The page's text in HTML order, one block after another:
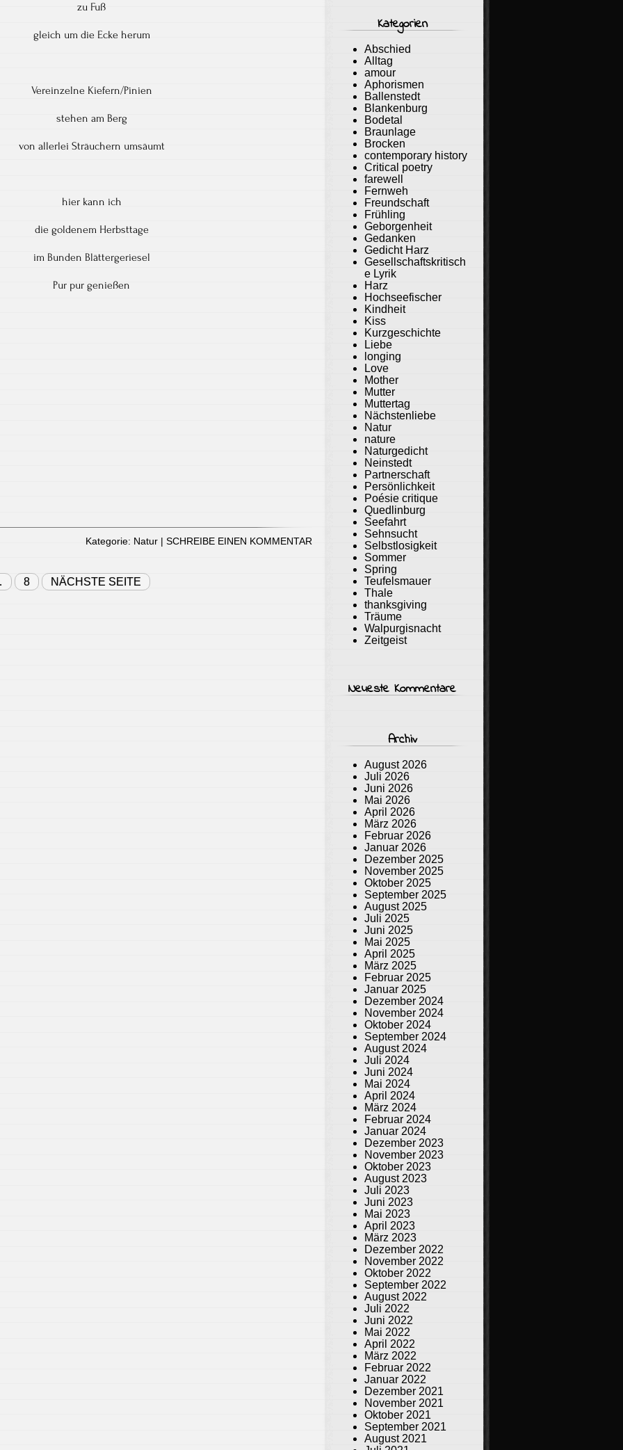
zu Fuß
gleich um die Ecke herum
Vereinzelne Kiefern/Pinien
stehen am Berg
von allerlei Sträuchern umsäumt
hier kann ich
die goldenem Herbsttage
im Bunden Blättergeriesel
Pur pur genießen
Kategorie: Natur |SCHREIBE EINEN KOMMENTAR
8 NÄCHSTE SEITE
Kategorien
Abschied
Alltag
amour
Aphorismen
Ballenstedt
Blankenburg
Bodetal
Braunlage
Brocken
contemporary history
Critical poetry
farewell
Fernweh
Freundschaft
Frühling
Geborgenheit
Gedanken
Gedicht Harz
Gesellschaftskritisch
e Lyrik
Harz
Hochseefischer
Kindheit
Kiss
Kurzgeschichte
Liebe
longing
Love
Mother
Mutter
Muttertag
Nächstenliebe
Natur
nature
Naturgedicht
Neinstedt
Partnerschaft
Persönlichkeit
Poésie critique
Quedlinburg
Seefahrt
Sehnsucht
Selbstlosigkeit
Sommer
Spring
Teufelsmauer
Thale
thanksgiving
Träume
Walpurgisnacht
Zeitgeist
Neueste Kommentare
Archiv
August 2026
Juli 2026
Juni 2026
Mai 2026
April 2026
März 2026
Februar 2026
Januar 2026
Dezember 2025
November 2025
Oktober 2025
September 2025
August 2025
Juli 2025
Juni 2025
Mai 2025
April 2025
März 2025
Februar 2025
Januar 2025
Dezember 2024
November 2024
Oktober 2024
September 2024
August 2024
Juli 2024
Juni 2024
Mai 2024
April 2024
März 2024
Februar 2024
Januar 2024
Dezember 2023
November 2023
Oktober 2023
August 2023
Juli 2023
Juni 2023
Mai 2023
April 2023
März 2023
Dezember 2022
November 2022
Oktober 2022
September 2022
August 2022
Juli 2022
Juni 2022
Mai 2022
April 2022
März 2022
Februar 2022
Januar 2022
Dezember 2021
November 2021
Oktober 2021
September 2021
August 2021